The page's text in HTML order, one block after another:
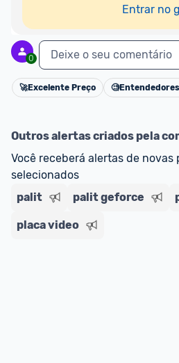
Entrar no
0 Deixe o seu comentário
🚀Excelente Preço 🧐
Outros alertas criados pela
Você receberá alertas de novas
selecionados
palit
palit geforce
placa video